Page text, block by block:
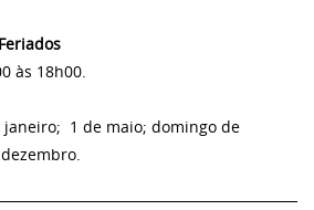
às 18h00.
janeiro; 1 de maio; domingo de